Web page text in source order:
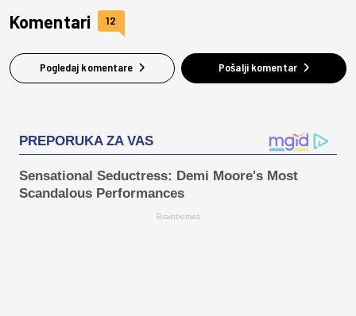
Komentari 12
Pogledaj komentare Pošalji komentar
PREPORUKA ZA VAS
Sensational Seductress: Demi Moore's Most
Scandalous Performances
Brainberries